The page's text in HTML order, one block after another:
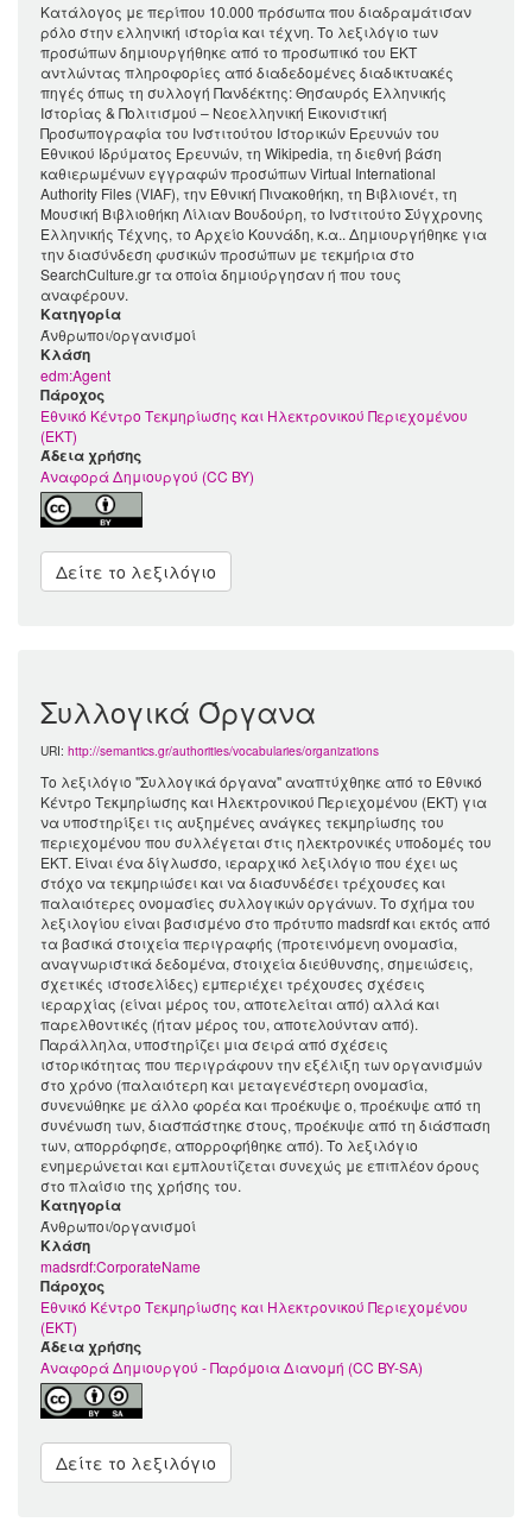
Κατάλογος με περίπου 10.000 πρόσωπα που διαδραμάτισαν
ρόλο στην ελληνική ιστορία και τέχνη. Το λεξιλόγιο των
προσώπων δημιουργήθηκε από το προσωπικό του ΕΚΤ
αντλώντας πληροφορίες από διαδεδομένες διαδικτυακές
πηγές όπως τη συλλογή Πανδέκτης: Θησαυρός Ελληνικής
Ιστορίας & Πολιτισμού – Νεοελληνική Εικονιστική
Προσωπογραφία του Ινστιτούτου Ιστορικών Ερευνών του
Εθνικού Ιδρύματος Ερευνών, τη Wikipedia, τη διεθνή βάση
καθιερωμένων εγγραφών προσώπων Virtual International
Authority Files (VIAF), την Εθνική Πινακοθήκη, τη Βιβλιονέτ, τη
Μουσική Βιβλιοθήκη Λίλιαν Βουδούρη, το Ινστιτούτο Σύγχρονης
Ελληνικής Τέχνης, το Αρχείο Κουνάδη, κ.α.. Δημιουργήθηκε για
την διασύνδεση φυσικών προσώπων με τεκμήρια στο
SearchCulture.gr τα οποία δημιούργησαν ή που τους
αναφέρουν.
Κατηγορία
Άνθρωποι/οργανισμοί
Kλάση
edm:Agent
Πάροχος
Εθνικό Κέντρο Τεκμηρίωσης και Ηλεκτρονικού Περιεχομένου
(ΕΚΤ)
Άδεια χρήσης
Αναφορά Δημιουργού (CC BY)
Δείτε το λεξιλόγιο
Συλλογικά Όργανα
URI: http://semantics.gr/authorities/vocabularies/organizations
Το λεξιλόγιο "Συλλογικά όργανα" αναπτύχθηκε από το Εθνικό
Κέντρο Τεκμηρίωσης και Ηλεκτρονικού Περιεχομένου (ΕΚΤ) για
να υποστηρίξει τις αυξημένες ανάγκες τεκμηρίωσης του
περιεχομένου που συλλέγεται στις ηλεκτρονικές υποδομές του
ΕΚΤ. Είναι ένα δίγλωσσο, ιεραρχικό λεξιλόγιο που έχει ως
στόχο να τεκμηριώσει και να διασυνδέσει τρέχουσες και
παλαιότερες ονομασίες συλλογικών οργάνων. Το σχήμα του
λεξιλογίου είναι βασισμένο στο πρότυπο madsrdf και εκτός από
τα βασικά στοιχεία περιγραφής (προτεινόμενη ονομασία,
αναγνωριστικά δεδομένα, στοιχεία διεύθυνσης, σημειώσεις,
σχετικές ιστοσελίδες) εμπεριέχει τρέχουσες σχέσεις
ιεραρχίας (είναι μέρος του, αποτελείται από) αλλά και
παρελθοντικές (ήταν μέρος του, αποτελούνταν από).
Παράλληλα, υποστηρίζει μια σειρά από σχέσεις
ιστορικότητας που περιγράφουν την εξέλιξη των οργανισμών
στο χρόνο (παλαιότερη και μεταγενέστερη ονομασία,
συνενώθηκε με άλλο φορέα και προέκυψε ο, προέκυψε από τη
συνένωση των, διασπάστηκε στους, προέκυψε από τη διάσπαση
των, απορρόφησε, απορροφήθηκε από). Το λεξιλόγιο
ενημερώνεται και εμπλουτίζεται συνεχώς με επιπλέον όρους
στο πλαίσιο της χρήσης του.
Κατηγορία
Άνθρωποι/οργανισμοί
Kλάση
madsrdf:CorporateName
Πάροχος
Εθνικό Κέντρο Τεκμηρίωσης και Ηλεκτρονικού Περιεχομένου
(ΕΚΤ)
Άδεια χρήσης
Αναφορά Δημιουργού - Παρόμοια Διανομή (CC BY-SA)
Δείτε το λεξιλόγιο